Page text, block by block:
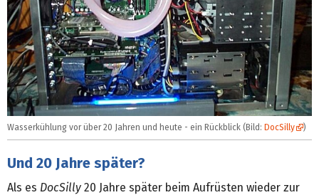
Wasserkühlung vor über 20 Jahren und heute - ein Rückblick (Bild: DocSilly )
Und 20 Jahre später?
Als es DocSilly 20 Jahre später beim Aufrüsten wieder zur